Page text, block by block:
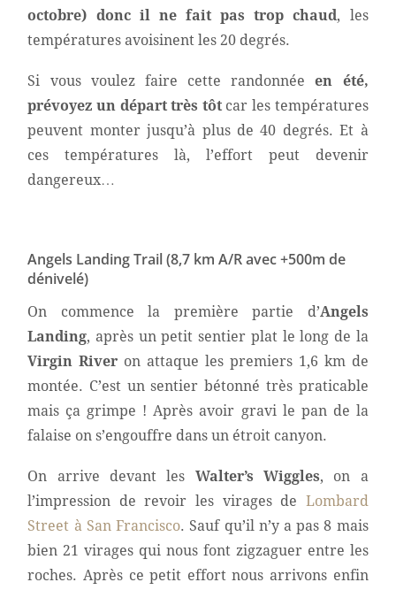
octobre) donc il ne fait pas trop chaud, les
températures avoisinent les 20 degrés.
Si vous voulez faire cette randonnéeen été,
prévoyez un départ très tôtcar les températures
peuvent monter jusqu’à plus de 40 degrés. Et à
ces températures là, l’effort peut devenir
dangereux…
Angels Landing Trail (8,7 km A/R avec +500m de
dénivelé)
On commence la première partie d’Angels
Landing, après un petit sentier plat le long de la
Virgin River on attaque les premiers 1,6 km de
montée. C’est un sentier bétonné très praticable
mais ça grimpe ! Après avoir gravi le pan de la
falaise on s’engouffre dans un étroit canyon.
On arrive devant les Walter’s Wiggles, on a
l’impression de revoir les virages de Lombard
Street à San Francisco. Sauf qu’il n’y a pas 8 mais
bien 21 virages qui nous font zigzaguer entre les
roches. Après ce petit effort nous arrivons enfin